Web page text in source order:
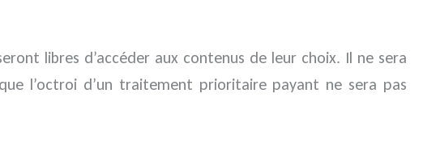
libres d’accéder aux contenus de leur choix. Il ne sera
l’octroi d’un traitement prioritaire payant ne sera pas